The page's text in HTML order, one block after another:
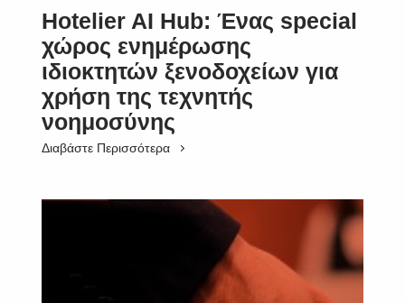
Hotelier AI Hub: Ένας special
χώρος ενημέρωσης
ιδιοκτητών ξενοδοχείων για
χρήση της τεχνητής
νοημοσύνης
Διαβάστε Περισσότερα